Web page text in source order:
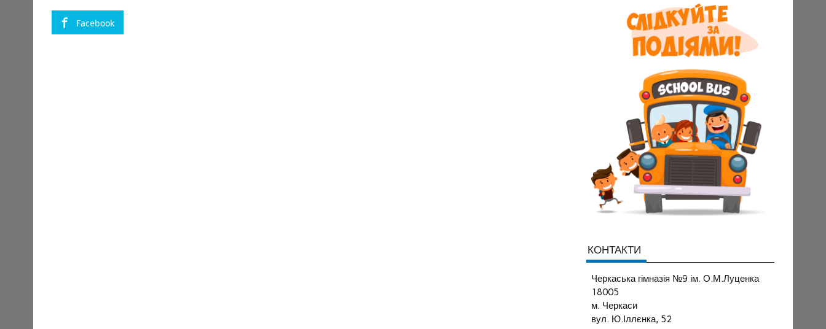
Facebook
КОНТАКТИ
Черкаська гімназія №9 ім. О.М.Луценка
18005
м. Черкаси
вул. Ю.Іллєнка, 52